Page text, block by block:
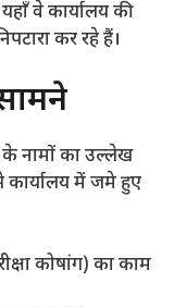
वे कार्यालय की
कर रहे हैं।
नामों का उल्लेख
में जमे हुए
कोषांग) का काम